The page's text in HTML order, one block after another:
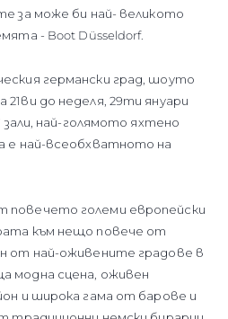
за може би най- великото
- Boot Düsseldorf.
германски град, шоуто
до неделя, 29ти януари
зали, най-голямото яхтено
е най-всеобхватното на
големи европейски
към нещо повече от
от най-оживените градове в
модна сцена, оживен
и широка гама от барове и